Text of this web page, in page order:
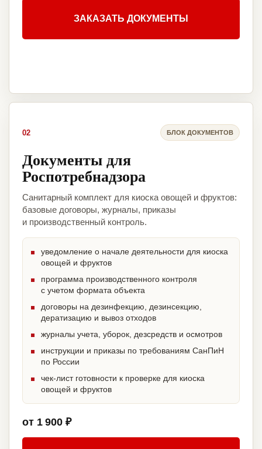
ЗАКАЗАТЬ ДОКУМЕНТЫ
02 БЛОК ДОКУМЕНТОВ
Документы для
Роспотребнадзора
Санитарный комплект для киоска овощей и фруктов:
базовые договоры, журналы, приказы
и производственный контроль.
уведомление о начале деятельности для киоска
овощей и фруктов
программа производственного контроля
с учетом формата объекта
договоры на дезинфекцию, дезинсекцию,
дератизацию и вывоз отходов
журналы учета, уборок, дезсредств и осмотров
инструкции и приказы по требованиям СанПиН
по России
чек-лист готовности к проверке для киоска
овощей и фруктов
от 1 900 ₽